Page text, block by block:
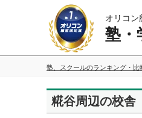
オリコン
塾・
塾、スクールのランキング・比
糀谷周辺の校舎